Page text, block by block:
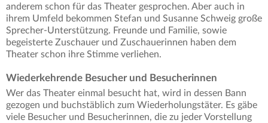
anderem schon für das Theater gesprochen. Aber auch in
ihrem Umfeld bekommen Stefan und Susanne Schweig große
Sprecher-Unterstützung. Freunde und Familie, sowie
begeisterte Zuschauer und Zuschauerinnen haben dem
Theater schon ihre Stimme verliehen.
Wiederkehrende Besucher und Besucherinnen
Wer das Theater einmal besucht hat, wird in dessen Bann
gezogen und buchstäblich zum Wiederholungstäter. Es gäbe
viele Besucher und Besucherinnen, die zu jeder Vorstellung